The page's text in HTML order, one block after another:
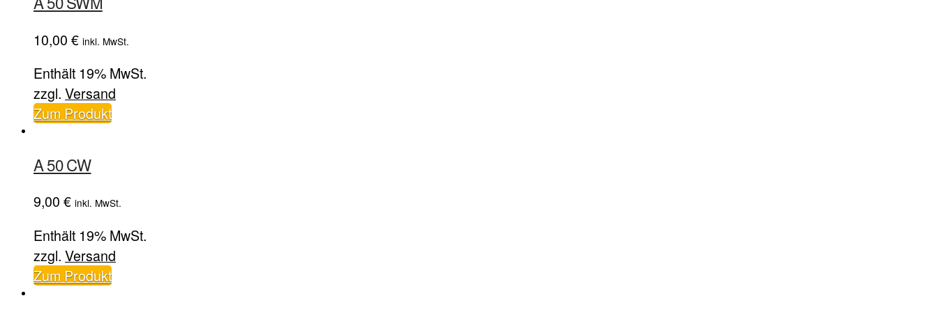
10,00 € inkl. MwSt.
Enthält 19% MwSt.
zzgl. Versand
Zum Produkt
A 50 CW
9,00 € inkl. MwSt.
Enthält 19% MwSt.
zzgl. Versand
Zum Produkt